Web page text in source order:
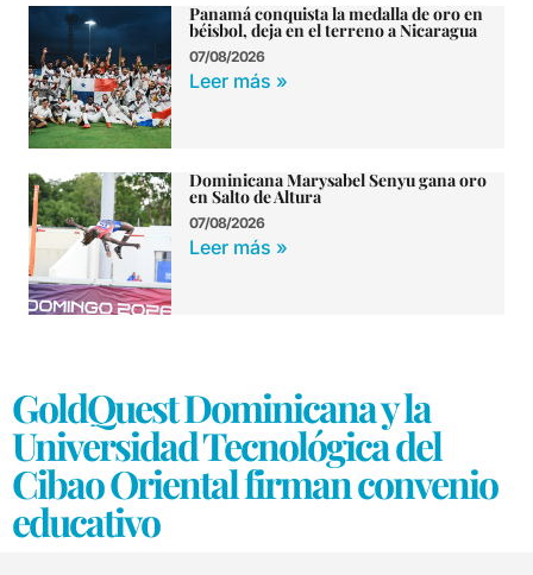
Panamá conquista la medalla de oro en
béisbol, deja en el terreno a Nicaragua
07/08/2026
Leer más »
Dominicana Marysabel Senyu gana oro
en Salto de Altura
07/08/2026
Leer más »
GoldQuest Dominicana y la
Universidad Tecnológica del
Cibao Oriental firman convenio
educativo